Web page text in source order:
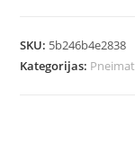
SKU: 5b246b4e2838
Kategorijas: